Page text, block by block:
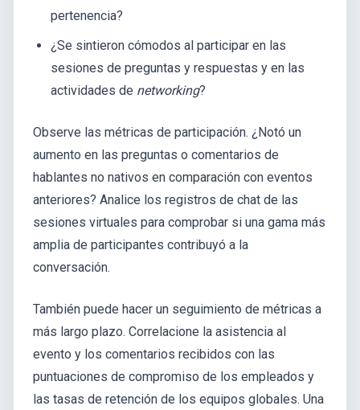
pertenencia?
¿Se sintieron cómodos al participar en las
sesiones de preguntas y respuestas y en las
actividades de networking?
Observe las métricas de participación. ¿Notó un
aumento en las preguntas o comentarios de
hablantes no nativos en comparación con eventos
anteriores? Analice los registros de chat de las
sesiones virtuales para comprobar si una gama más
amplia de participantes contribuyó a la
conversación.
También puede hacer un seguimiento de métricas a
más largo plazo. Correlacione la asistencia al
evento y los comentarios recibidos con las
puntuaciones de compromiso de los empleados y
las tasas de retención de los equipos globales. Una